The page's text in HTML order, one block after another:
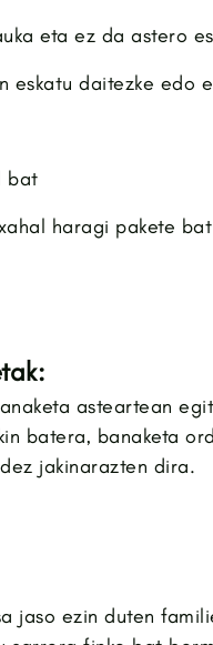
eta ez da astero
eskatu daitezke
bat
haragi pakete bat
asteartean
batera, banaketa
jakinarazten dira.
jaso ezin duten